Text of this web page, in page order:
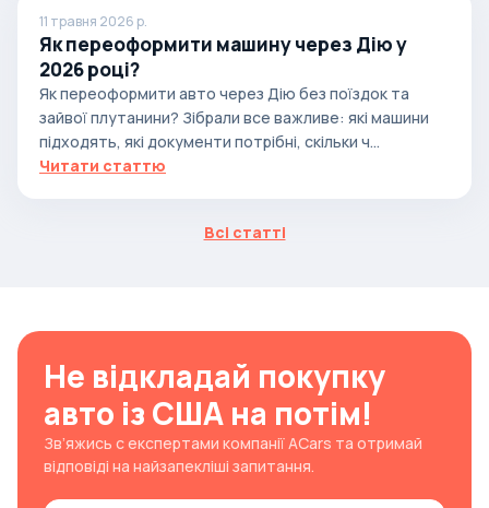
11 травня 2026 р.
Як переоформити машину через Дію у
2026 році?
Як переоформити авто через Дію без поїздок та
зайвої плутанини? Зібрали все важливе: які машини
підходять, які документи потрібні, скільки ч...
Читати статтю
Всі статті
Не відкладай покупку
авто із США на потім!
Зв’яжись с експертами компанії ACars та отримай
відповіді на найзапекліші запитання.